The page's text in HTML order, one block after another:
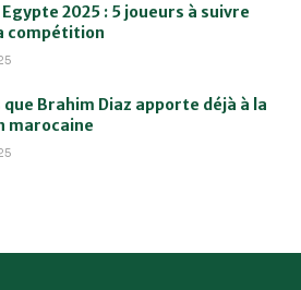
Egypte 2025 : 5 joueurs à suivre
compétition
que Brahim Diaz apporte déjà à la
marocaine